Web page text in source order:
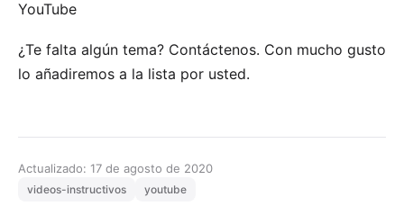
YouTube
¿Te falta algún tema? Contáctenos. Con mucho gusto
lo añadiremos a la lista por usted.
Actualizado: 17 de agosto de 2020
videos-instructivos youtube